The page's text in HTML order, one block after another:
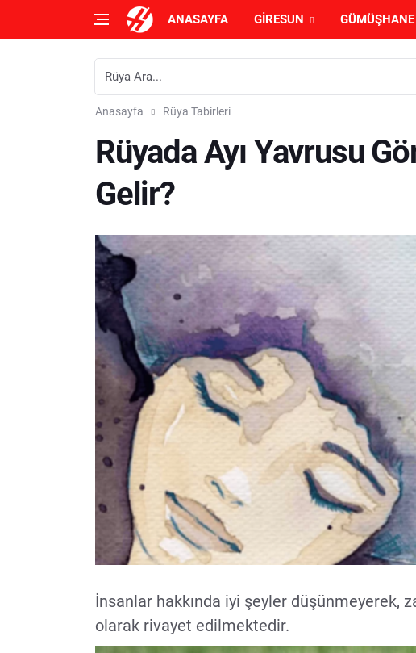
ANASAYFA GIRESUN GÜMÜŞHANE
Anasayfa Rüya Tabirleri
Rüyada Ayı Yavrusu
Gelir?
İnsanlar hakkında iyi şeyler düşünmeyerek,
olarak rivayet edilmektedir.